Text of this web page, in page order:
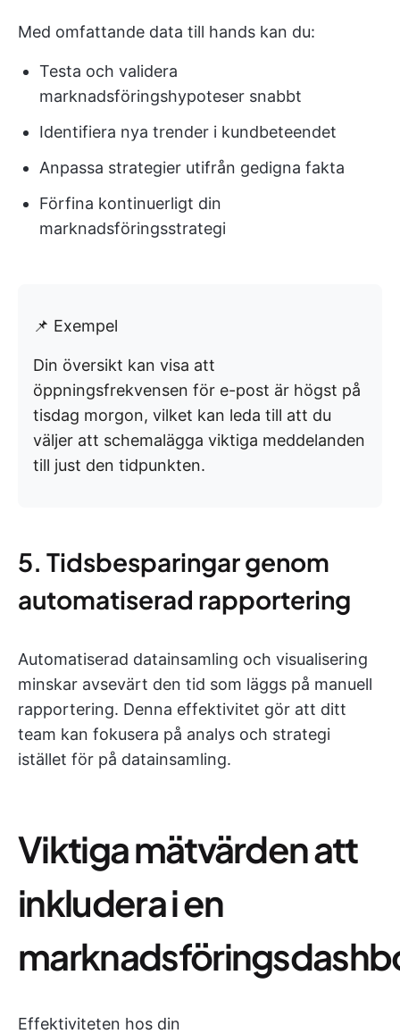
Med omfattande data till hands kan du:
Testa och validera
marknadsföringshypoteser snabbt
Identifiera nya trender i kundbeteendet
Anpassa strategier utifrån gedigna fakta
Förfina kontinuerligt din
marknadsföringsstrategi
📌 Exempel
Din översikt kan visa att
öppningsfrekvensen för e-post är högst på
tisdag morgon, vilket kan leda till att du
väljer att schemalägga viktiga meddelanden
till just den tidpunkten.
5. Tidsbesparingar genom
automatiserad rapportering
Automatiserad datainsamling och visualisering
minskar avsevärt den tid som läggs på manuell
rapportering. Denna effektivitet gör att ditt
team kan fokusera på analys och strategi
istället för på datainsamling.
Viktiga mätvärden att
inkludera i en
Effektiviteten hos din